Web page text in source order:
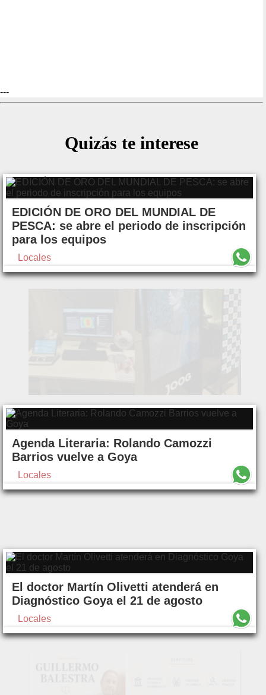
---
Quizás te interese
EDICIÓN DE ORO DEL MUNDIAL DE
PESCA: se abre el periodo de inscripción
para los equipos
Locales
Agenda Literaria: Rolando Camozzi
Barrios vuelve a Goya
Locales
El doctor Martín Olivetti atenderá en
Diagnóstico Goya el 21 de agosto
Locales